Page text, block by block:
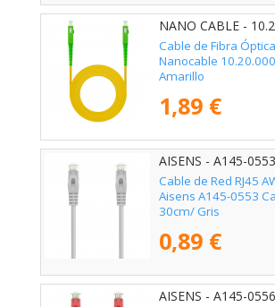
NANO CABLE -
Cable de Fibra
Nanocable
Amarillo
1,89 €
AISENS - A145-0553
Cable de Red RJ45
Aisens A145-0553
30cm/ Gris
0,89 €
AISENS - A145-0556